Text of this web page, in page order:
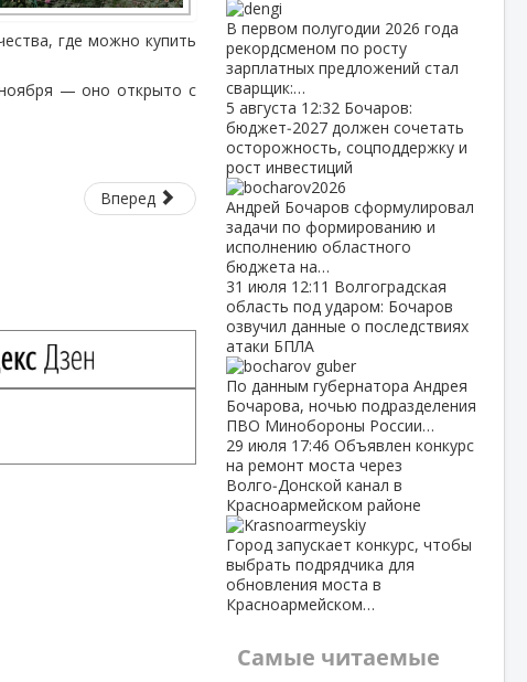
где можно купить
— оно открыто с
Вперед
В первом полугодии 2026 года
рекордсменом по росту
зарплатных предложений стал
сварщик:…
5 августа 12:32 Бочаров:
бюджет‑2027 должен сочетать
осторожность, соцподдержку и
рост инвестиций
Андрей Бочаров сформулировал
задачи по формированию и
исполнению областного
бюджета на…
31 июля 12:11 Волгоградская
область под ударом: Бочаров
озвучил данные о последствиях
атаки БПЛА
По данным губернатора Андрея
Бочарова, ночью подразделения
ПВО Минобороны России…
29 июля 17:46 Объявлен конкурс
на ремонт моста через
Волго‑Донской канал в
Красноармейском районе
Город запускает конкурс, чтобы
выбрать подрядчика для
обновления моста в
Красноармейском…
Самые читаемые